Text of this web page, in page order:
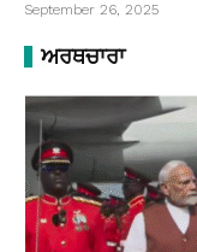
September 26, 2025
ਅਰਥਚਾਰਾ